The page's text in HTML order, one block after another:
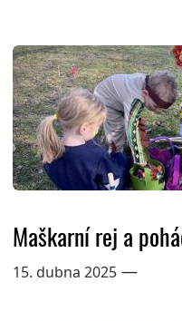
Maškarní rej a
15. dubna 2025—